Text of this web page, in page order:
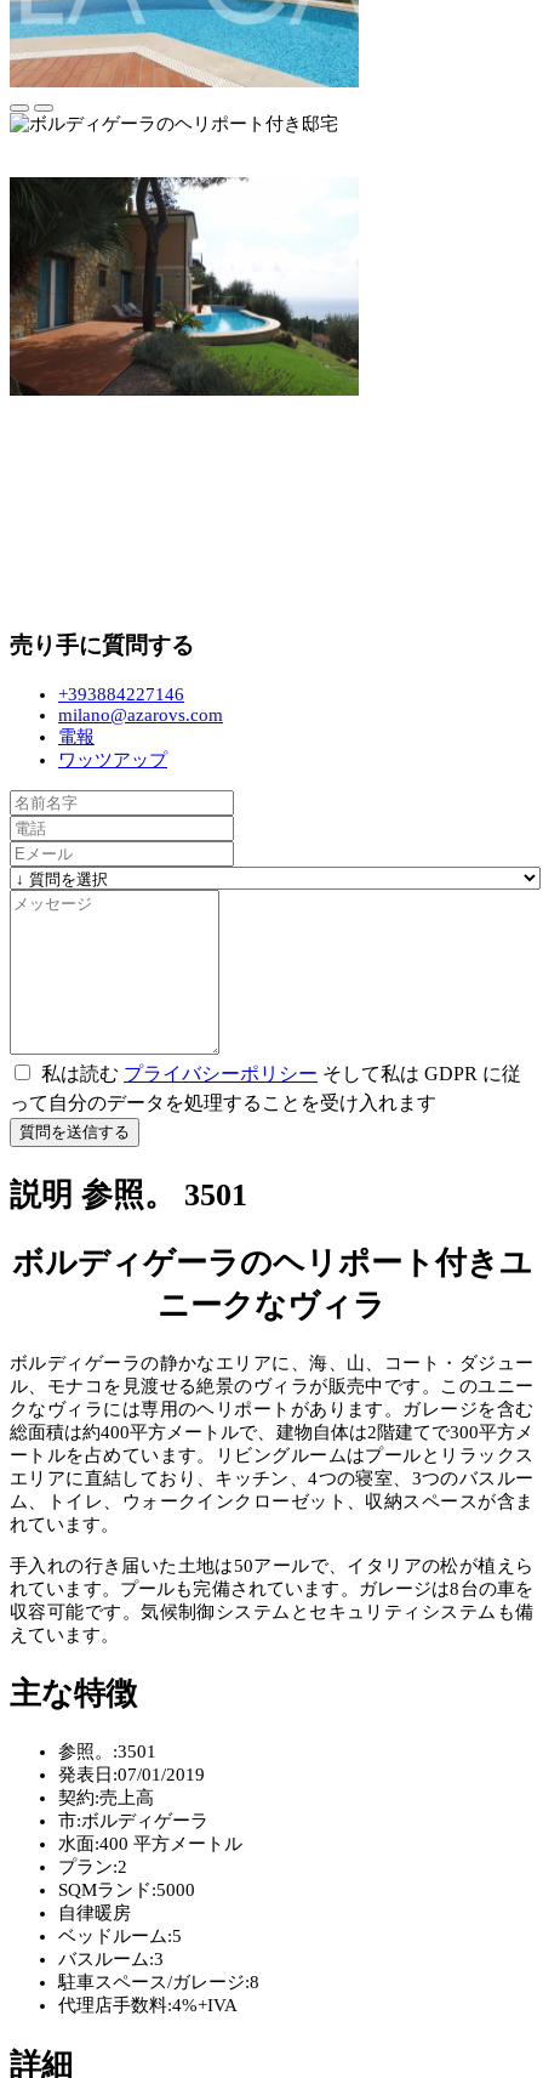
売り手に質問する
+393884227146
milano@azarovs.com
電報
ワッツアップ
私は読む プライバシーポリシー そして私は GDPR に従
って自分のデータを処理することを受け入れます
質問を送信する
説明 参照。 3501
ボルディゲーラのヘリポート付きユ
ニークなヴィラ
ボルディゲーラの静かなエリアに、海、山、コート・ダジュー
ル、モナコを見渡せる絶景のヴィラが販売中です。このユニー
クなヴィラには専用のヘリポートがあります。ガレージを含む
総面積は約400平方メートルで、建物自体は2階建てで300平方メ
ートルを占めています。リビングルームはプールとリラックス
エリアに直結しており、キッチン、4つの寝室、3つのバスルー
ム、トイレ、ウォークインクローゼット、収納スペースが含ま
れています。
手入れの行き届いた土地は50アールで、イタリアの松が植えら
れています。プールも完備されています。ガレージは8台の車を
収容可能です。気候制御システムとセキュリティシステムも備
えています。
主な特徴
参照。:3501
発表日:07/01/2019
契約:売上高
市:ボルディゲーラ
水面:400 平方メートル
プラン:2
SQMランド:5000
自律暖房
ベッドルーム:5
バスルーム:3
駐車スペース/ガレージ:8
代理店手数料:4%+IVA
詳細